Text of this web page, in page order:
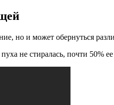
но и может обернуться
не стиралась, почти 50%